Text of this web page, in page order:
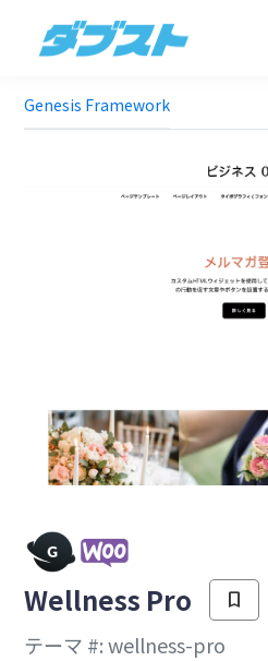
ブ
ス
ト
本
に
武
器
Genesis Framework
Wellness Pro bookmark
テーマ #: wellness-pro